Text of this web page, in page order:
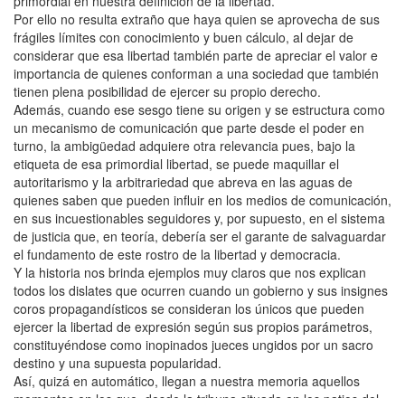
Por ello no resulta extraño que haya quien se aprovecha de sus
frágiles límites con conocimiento y buen cálculo, al dejar de
considerar que esa libertad también parte de apreciar el valor e
importancia de quienes conforman a una sociedad que también
tienen plena posibilidad de ejercer su propio derecho.
Además, cuando ese sesgo tiene su origen y se estructura como
un mecanismo de comunicación que parte desde el poder en
turno, la ambigüedad adquiere otra relevancia pues, bajo la
etiqueta de esa primordial libertad, se puede maquillar el
autoritarismo y la arbitrariedad que abreva en las aguas de
quienes saben que pueden influir en los medios de comunicación,
en sus incuestionables seguidores y, por supuesto, en el sistema
de justicia que, en teoría, debería ser el garante de salvaguardar
el fundamento de este rostro de la libertad y democracia.
Y la historia nos brinda ejemplos muy claros que nos explican
todos los dislates que ocurren cuando un gobierno y sus insignes
coros propagandísticos se consideran los únicos que pueden
ejercer la libertad de expresión según sus propios parámetros,
constituyéndose como inopinados jueces ungidos por un sacro
destino y una supuesta popularidad.
Así, quizá en automático, llegan a nuestra memoria aquellos